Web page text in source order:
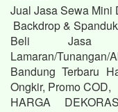
Jual Jasa Sewa Mini
Backdrop & Spanduk
Beli Jasa
Lamaran/
Bandung Terbaru
Ongkir, Promo COD,
HARGA